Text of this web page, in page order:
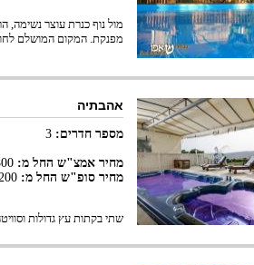
מול נוף כנרת עוצר נשימה,
מפנקת. המקום המושלם
אהבתיה
מספר חדרים: 3
מחיר אמצ"ש החל מ:
מחיר סופ"ש החל מ:
שתי בקתות עץ גדולות